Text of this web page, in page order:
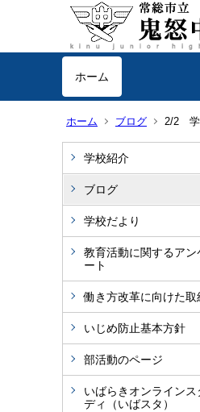
ホーム
ホーム ブログ 2/2 学
学校紹介
ブログ
学校だより
教育活動に関するアン
ート
働き方改革に向けた取
いじめ防止基本方針
部活動のページ
いばらきオンラインス
ディ（いばスタ）